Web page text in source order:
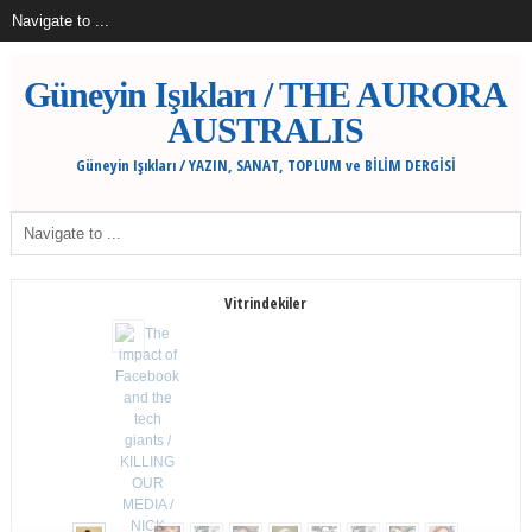
Güneyin Işıkları / THE AURORA
AUSTRALIS
Güneyin Işıkları / YAZIN, SANAT, TOPLUM ve BİLİM DERGİSİ
Vitrindekiler